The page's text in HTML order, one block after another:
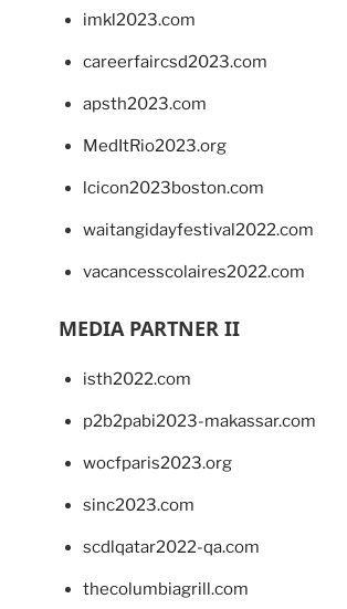
imkl2023.com
careerfaircsd2023.com
apsth2023.com
MedItRio2023.org
lcicon2023boston.com
waitangidayfestival2022.com
vacancesscolaires2022.com
MEDIA PARTNER II
isth2022.com
p2b2pabi2023-makassar.com
wocfparis2023.org
sinc2023.com
scdlqatar2022-qa.com
thecolumbiagrill.com